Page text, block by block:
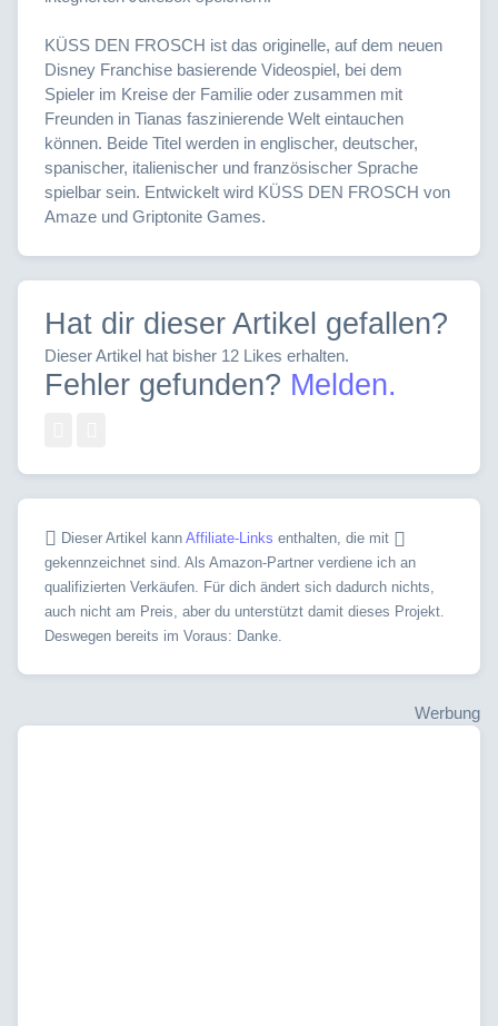
KÜSS DEN FROSCH ist das originelle, auf dem neuen
Disney Franchise basierende Videospiel, bei dem
Spieler im Kreise der Familie oder zusammen mit
Freunden in Tianas faszinierende Welt eintauchen
können. Beide Titel werden in englischer, deutscher,
spanischer, italienischer und französischer Sprache
spielbar sein. Entwickelt wird KÜSS DEN FROSCH von
Amaze und Griptonite Games.
Hat dir dieser Artikel gefallen?
Dieser Artikel hat bisher 12 Likes erhalten.
Fehler gefunden? Melden.
Dieser Artikel kann Affiliate-Links enthalten, die mit
gekennzeichnet sind. Als Amazon-Partner verdiene ich an
qualifizierten Verkäufen. Für dich ändert sich dadurch nichts,
auch nicht am Preis, aber du unterstützt damit dieses Projekt.
Deswegen bereits im Voraus: Danke.
Werbung